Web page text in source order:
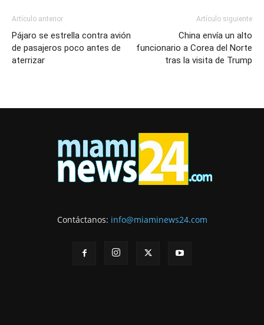
Artículo anterior
Pájaro se estrella contra avión
de pasajeros poco antes de
aterrizar
Artículo siguiente
China envía un alto
funcionario a Corea del Norte
tras la visita de Trump
Contáctanos: info@miaminews24.com